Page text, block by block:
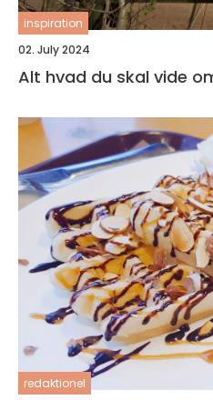
inspiration
02. July 2024
Alt hvad du skal vide
redaktionel